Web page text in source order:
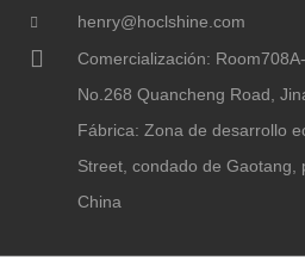
henry@hoclshine.com
Comercialización:
No.268 Quancheng Road,
Fábrica: Zona de desarrollo
Street, condado de Gaotang,
China